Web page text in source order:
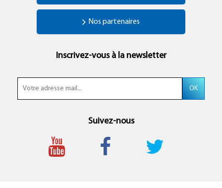
Nos partenaires
Inscrivez-vous à la newsletter
Suivez-nous